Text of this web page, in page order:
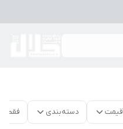
قیمت دسته‌بندی فقط